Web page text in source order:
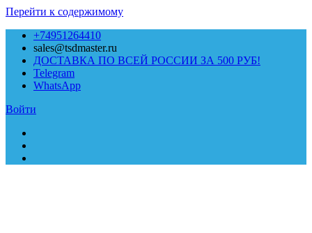
Перейти к содержимому
+74951264410
sales@tsdmaster.ru
ДОСТАВКА ПО ВСЕЙ РОССИИ ЗА 500 РУБ!
Telegram
WhatsApp
Войти